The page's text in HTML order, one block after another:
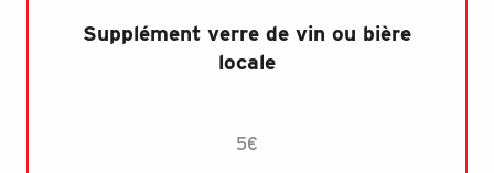
Supplément verre de vin ou bière
locale
5€